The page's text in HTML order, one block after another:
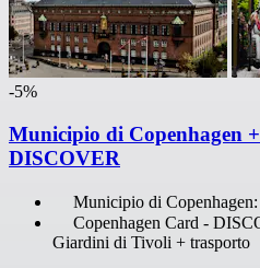
-5%
Municipio di Copenhagen
DISCOVER
Municipio di
Copenhagen Card -
Giardini di Tivoli + trasporto